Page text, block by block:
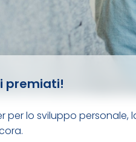
premiati!
per lo sviluppo personale,